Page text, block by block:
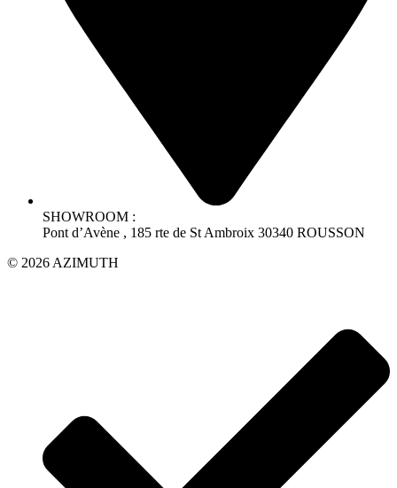
SHOWROOM :
Pont d’Avène , 185 rte de St Ambroix 30340 ROUSSON
© 2026 AZIMUTH